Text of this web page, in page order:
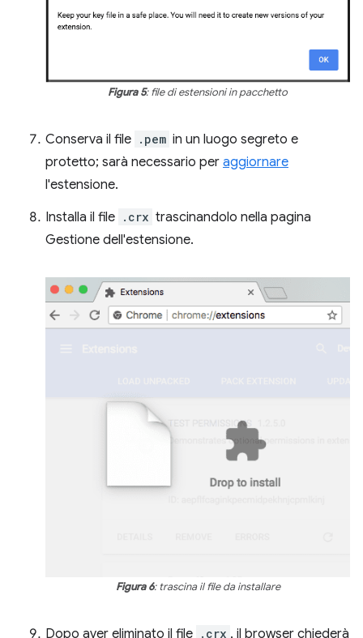
Figura 5: file di estensioni in pacchetto
Conserva il file .pem in un luogo segreto e
protetto; sarà necessario per aggiornare
l'estensione.
Installa il file .crx trascinandolo nella pagina
Gestione dell'estensione.
Figura 6: trascina il file da installare
Dopo aver eliminato il file .crx , il browser chiederà